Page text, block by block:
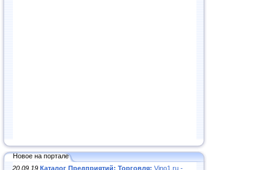
Новое на портале
20.09.19 Каталог Предприятий: Торговля: Vino1.ru -